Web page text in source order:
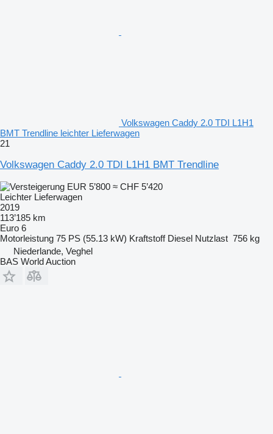
Volkswagen Caddy 2.0 TDI L1H1
BMT Trendline leichter Lieferwagen
21
Volkswagen Caddy 2.0 TDI L1H1 BMT Trendline
EUR 5’800 ≈ CHF 5’420
Leichter Lieferwagen
2019
113’185 km
Euro 6
Motorleistung 75 PS (55.13 kW) Kraftstoff Diesel Nutzlast 756 kg
Niederlande, Veghel
BAS World Auction